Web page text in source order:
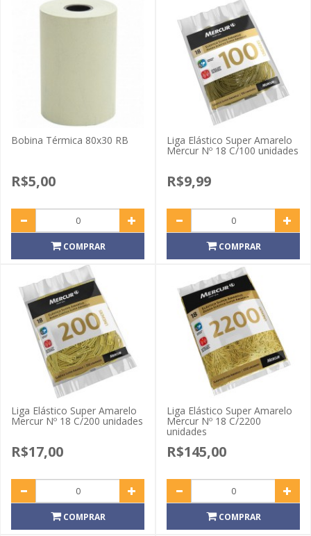
Bobina Térmica 80x30 RB
R$5,00
COMPRAR
Liga Elástico Super Amarelo
Mercur Nº 18 C/100 unidades
R$9,99
COMPRAR
Liga Elástico Super Amarelo
Mercur Nº 18 C/200 unidades
R$17,00
COMPRAR
Liga Elástico Super Amarelo
Mercur Nº 18 C/2200
unidades
R$145,00
COMPRAR